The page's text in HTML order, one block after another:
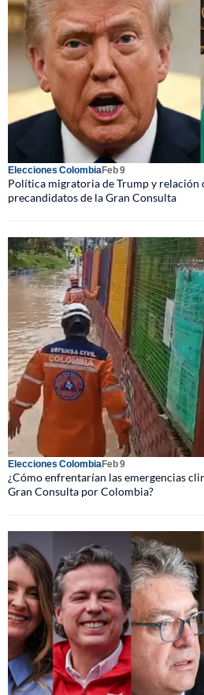
Elecciones ColombiaFeb 9
Política migratoria de Trump y relación
precandidatos de la Gran Consulta
Elecciones ColombiaFeb 9
¿Cómo enfrentarían las emergencias
Gran Consulta por Colombia?